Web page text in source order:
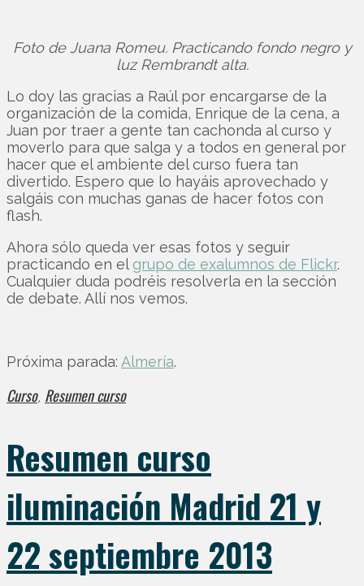
Foto de Juana Romeu. Practicando fondo negro y
luz Rembrandt alta.
Lo doy las gracias a Raúl por encargarse de la
organización de la comida, Enrique de la cena, a
Juan por traer a gente tan cachonda al curso y
moverlo para que salga y a todos en general por
hacer que el ambiente del curso fuera tan
divertido. Espero que lo hayáis aprovechado y
salgáis con muchas ganas de hacer fotos con
flash.
Ahora sólo queda ver esas fotos y seguir
practicando en el grupo de exalumnos de Flickr.
Cualquier duda podréis resolverla en la sección
de debate. Allí nos vemos.
Próxima parada: Almería.
Curso, Resumen curso
Resumen curso
iluminación Madrid 21 y
22 septiembre 2013